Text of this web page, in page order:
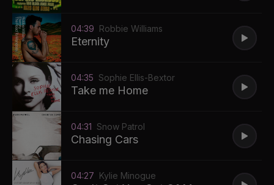
04:39 Robbie Williams
Eternity
04:35 Sophie Ellis-Bextor
Take me Home
04:31 Snow Patrol
Chasing Cars
04:27 Kylie Minogue